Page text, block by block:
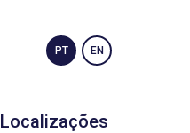
PT EN
Localizações